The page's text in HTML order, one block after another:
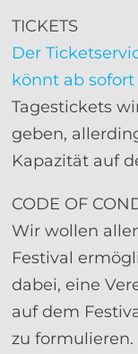
TICKETS
Der
könnt ab
Tagestickets
geben,
Kapazität auf
CODE OF
Wir wollen
Festival
dabei, eine
auf dem
zu